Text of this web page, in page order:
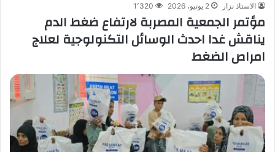
الاستاذ نزار 2 يونيو، 2026 1٬320
مؤتمر الجمعية المصربة لارتفاع ضغط الدم
يناقش غدا احدث الوسائل التكنولوجية لعلاج
امراص الضغط